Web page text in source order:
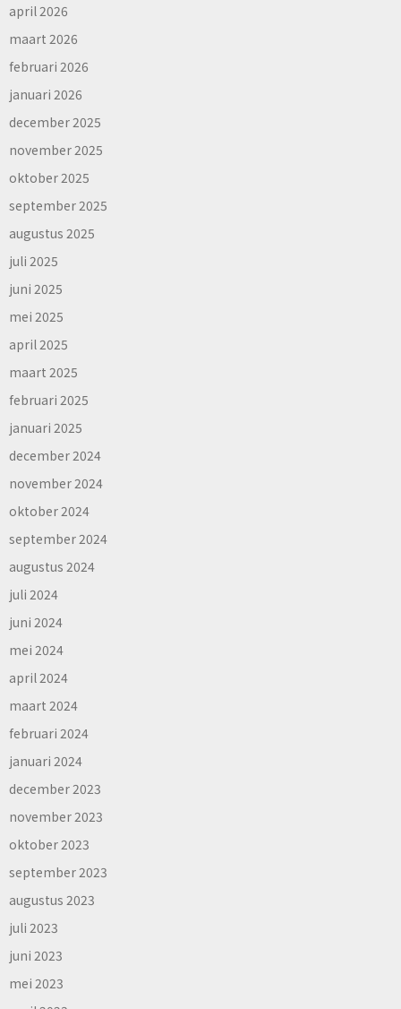
april 2026
maart 2026
februari 2026
januari 2026
december 2025
november 2025
oktober 2025
september 2025
augustus 2025
juli 2025
juni 2025
mei 2025
april 2025
maart 2025
februari 2025
januari 2025
december 2024
november 2024
oktober 2024
september 2024
augustus 2024
juli 2024
juni 2024
mei 2024
april 2024
maart 2024
februari 2024
januari 2024
december 2023
november 2023
oktober 2023
september 2023
augustus 2023
juli 2023
juni 2023
mei 2023